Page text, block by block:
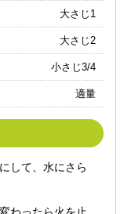
大さじ1
大さじ2
小さじ3/4
適量
して、水にさら